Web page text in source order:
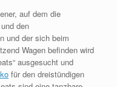
auf dem die
den
und der sich beim
Wagen befinden wird
ausgesucht und
für den dreistündigen